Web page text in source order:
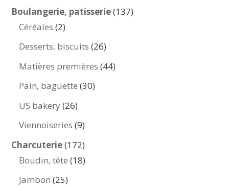
produits
Boulangerie, patisserie 137137
Céréales 22
produits
Desserts, biscuits 2626
produits
Matières premières 4444
Pain, baguette 3030
US bakery 2626
produits
Viennoiseries 99
produits
Charcuterie 172172
produits
Boudin, tête 1818
Jambon 2525